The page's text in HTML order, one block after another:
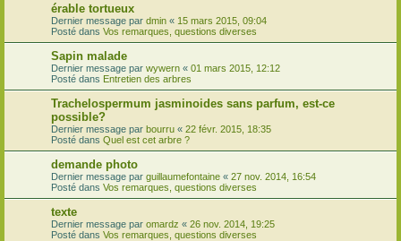
érable tortueux
Dernier message par dmin « 15 mars 2015, 09:04
Posté dans Vos remarques, questions diverses
Sapin malade
Dernier message par wywern « 01 mars 2015, 12:12
Posté dans Entretien des arbres
Trachelospermum jasminoides sans parfum, est-ce
possible?
Dernier message par bourru « 22 févr. 2015, 18:35
Posté dans Quel est cet arbre ?
demande photo
Dernier message par guillaumefontaine « 27 nov. 2014, 16:54
Posté dans Vos remarques, questions diverses
texte
Dernier message par omardz « 26 nov. 2014, 19:25
Posté dans Vos remarques, questions diverses